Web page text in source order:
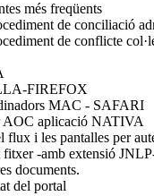
més freqüents
de conciliació
de conflicte
FIREFOX
MAC - SAFARI
AOC aplicació NATIVA
flux i les pantalles per
-amb extensió
documents.
del portal